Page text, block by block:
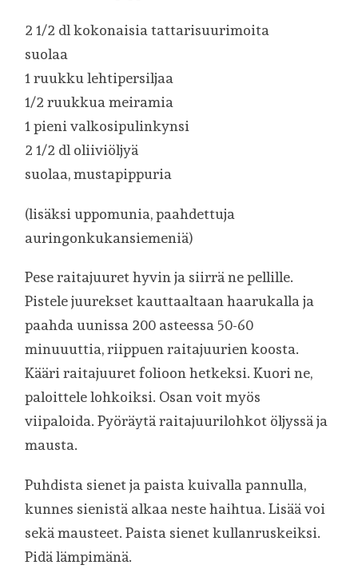
2 1/2 dl kokonaisia tattarisuurimoita
suolaa
1 ruukku lehtipersiljaa
1/2 ruukkua meiramia
1 pieni valkosipulinkynsi
2 1/2 dl oliiviöljyä
suolaa, mustapippuria
(lisäksi uppomunia, paahdettuja
auringonkukansiemeniä)
Pese raitajuuret hyvin ja siirrä ne pellille.
Pistele juurekset kauttaaltaan haarukalla ja
paahda uunissa 200 asteessa 50-60
minuuuttia, riippuen raitajuurien koosta.
Kääri raitajuuret folioon hetkeksi. Kuori ne,
paloittele lohkoiksi. Osan voit myös
viipaloida. Pyöräytä raitajuurilohkot öljyssä ja
mausta.
Puhdista sienet ja paista kuivalla pannulla,
kunnes sienistä alkaa neste haihtua. Lisää voi
sekä mausteet. Paista sienet kullanruskeiksi.
Pidä lämpimänä.